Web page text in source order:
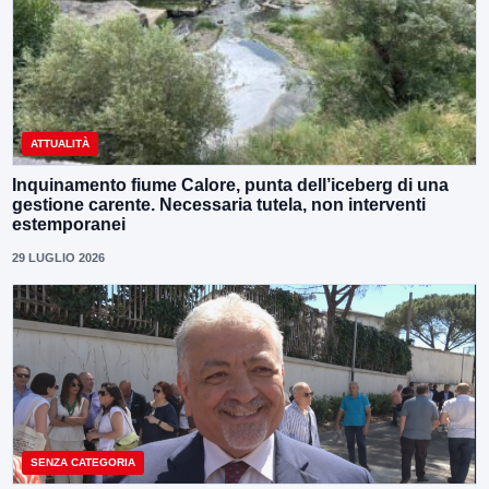
ATTUALITÀ
Inquinamento fiume Calore, punta dell’iceberg di una
gestione carente. Necessaria tutela, non interventi
estemporanei
29 LUGLIO 2026
SENZA CATEGORIA